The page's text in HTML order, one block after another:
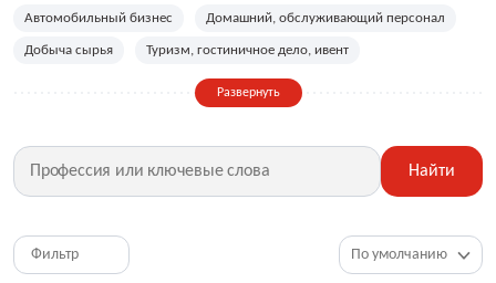
Автомобильный бизнес Домашний, обслуживающий персонал
Добыча сырья Туризм, гостиничное дело, ивент
Дизайн, искусство, ивент
Фитнес, красота, спорт Страхование
Медицина, фармацевтика Маркетинг, PR, реклама
HR, управление персоналом
Топ менеджмент, руководители
Развернуть
Найти
Фильтр